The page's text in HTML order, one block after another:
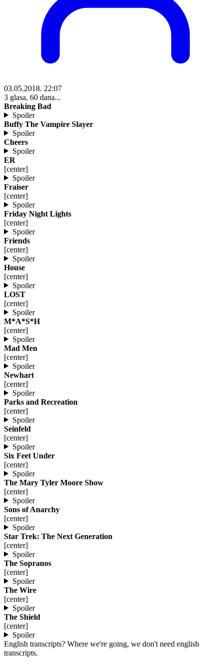
03.05.2018. 22:07
3 glasa, 60 dana...
Breaking Bad
Spoiler
Buffy The Vampire Slayer
Spoiler
Cheers
Spoiler
ER
[center]
Spoiler
Fraiser
[center]
Spoiler
Friday Night Lights
[center]
Spoiler
Friends
[center]
Spoiler
House
[center]
Spoiler
LOST
[center]
Spoiler
M*A*S*H
[center]
Spoiler
Mad Men
[center]
Spoiler
Newhart
[center]
Spoiler
Parks and Recreation
[center]
Spoiler
Seinfeld
[center]
Spoiler
Six Feet Under
[center]
Spoiler
The Mary Tyler Moore Show
[center]
Spoiler
Sons of Anarchy
[center]
Spoiler
Star Trek: The Next Generation
[center]
Spoiler
The Sopranos
[center]
Spoiler
The Wire
[center]
Spoiler
The Shield
[center]
Spoiler
English transcripts? Where we're going, we don't need english
transcripts.